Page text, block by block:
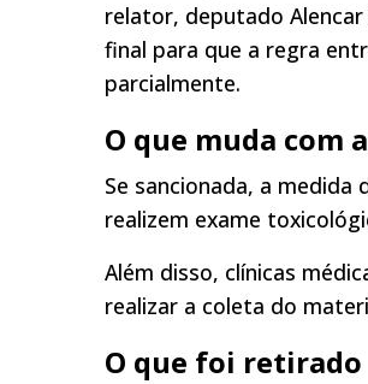
relator, deputado Alencar
final para que a regra
parcialmente.
O que muda com
Se sancionada, a
realizem exame
Além disso, clínicas
realizar a coleta do
O que foi retirado